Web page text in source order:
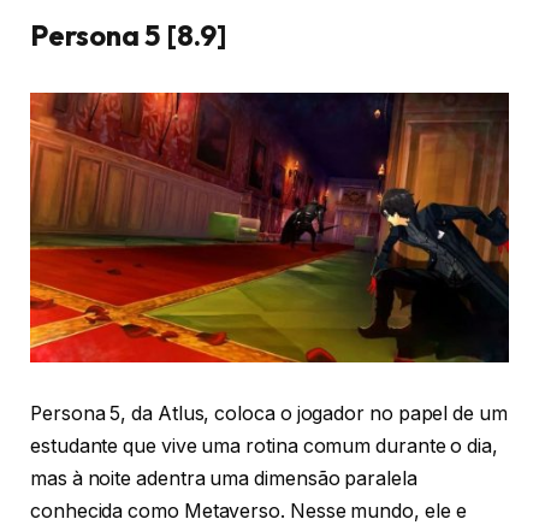
Persona 5 [8.9]
Persona 5, da Atlus, coloca o jogador no papel de um
estudante que vive uma rotina comum durante o dia,
mas à noite adentra uma dimensão paralela
conhecida como Metaverso. Nesse mundo, ele e